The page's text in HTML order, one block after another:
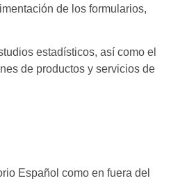
de los formularios,
estadísticos, así como el
de productos y servicios de
Español como en fuera del